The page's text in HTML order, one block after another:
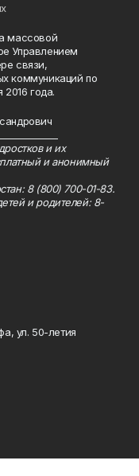
массовой
Управлением
связи,
коммуникаций по
2016 года.
и их
и анонимный
8 (800) 700-01-83.
и родителей: 8-
ул. 50-летия